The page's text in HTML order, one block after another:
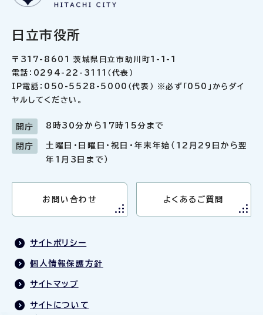
日立市役所
〒317-8601 茨城県日立市助川町1-1-1
電話：0294-22-3111（代表）
IP電話：050-5528-5000（代表） ※必ず「050」からダイ
ヤルしてください。
開庁 8時30分から17時15分まで
閉庁
土曜日・日曜日・祝日・年末年始（12月29日から翌
年1月3日まで）
お問い合わせ よくあるご質問
サイトポリシー
個人情報保護方針
サイトマップ
サイトについて